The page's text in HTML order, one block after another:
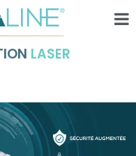
LASER